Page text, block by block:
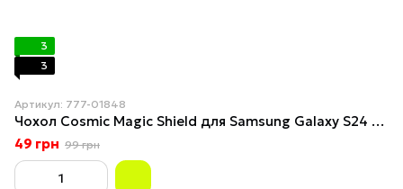
3
3
Артикул: 777-01848
Чохол Cosmic Magic Shield для Samsung Galaxy S24 Ultra China Red
49 грн 99 грн